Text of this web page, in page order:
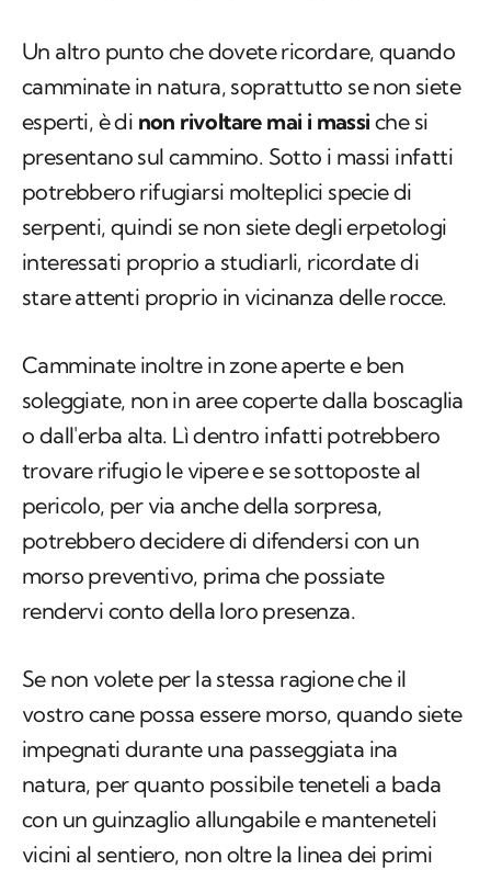
Un altro punto che dovete ricordare, quando
camminate in natura, soprattutto se non siete
esperti, è di non rivoltare mai i massi che si
presentano sul cammino. Sotto i massi infatti
potrebbero rifugiarsi molteplici specie di
serpenti, quindi se non siete degli erpetologi
interessati proprio a studiarli, ricordate di
stare attenti proprio in vicinanza delle rocce.
Camminate inoltre in zone aperte e ben
soleggiate, non in aree coperte dalla boscaglia
o dall'erba alta. Lì dentro infatti potrebbero
trovare rifugio le vipere e se sottoposte al
pericolo, per via anche della sorpresa,
potrebbero decidere di difendersi con un
morso preventivo, prima che possiate
rendervi conto della loro presenza.
Se non volete per la stessa ragione che il
vostro cane possa essere morso, quando siete
impegnati durante una passeggiata ina
natura, per quanto possibile teneteli a bada
con un guinzaglio allungabile e manteneteli
vicini al sentiero, non oltre la linea dei primi